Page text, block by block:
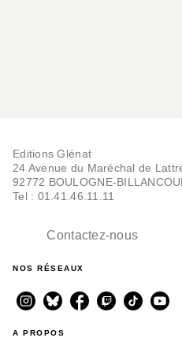
Editions Glénat
24 Avenue du Maréchal de
92772 BOULOGNE-
Tel : 01.41.46.11.11
Contactez-nous
NOS RÉSEAUX
A PROPOS